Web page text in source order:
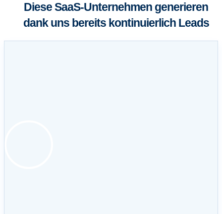
Diese SaaS-Unternehmen generieren
dank uns bereits kontinuierlich Leads